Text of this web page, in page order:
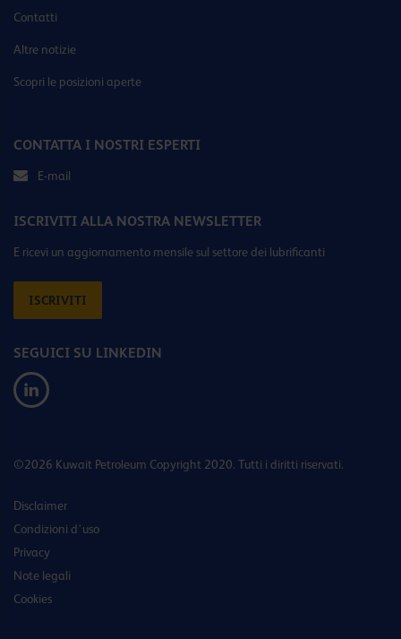
Contatti
Altre notizie
Scopri le posizioni aperte
CONTATTA I NOSTRI ESPERTI
E-mail
ISCRIVITI ALLA NOSTRA NEWSLETTER
E ricevi un aggiornamento mensile sul settore dei lubrificanti
ISCRIVITI
SEGUICI SU LINKEDIN
©2026 Kuwait Petroleum Copyright 2020. Tutti i diritti riservati.
Disclaimer
Condizioni d’uso
Privacy
Note legali
Cookies